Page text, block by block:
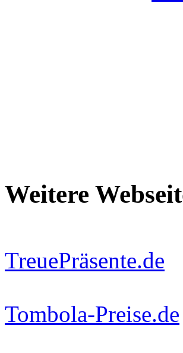
Weitere
TreuePräsente.de
Tombola-Preise.de